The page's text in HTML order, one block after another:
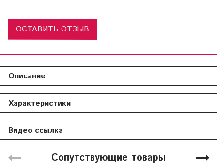
ОСТАВИТЬ ОТЗЫВ
Описание
Характеристики
Видео ссылка
Сопутствующие товары